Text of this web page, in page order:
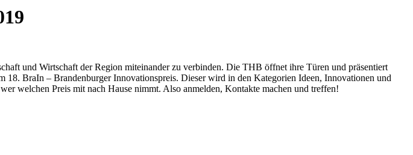
und Wirtschaft der Region miteinander zu verbinden. Die THB öffnet ihre Türen und präsentiert
BraIn – Brandenburger Innovationspreis. Dieser wird in den Kategorien Ideen, Innovationen und
welchen Preis mit nach Hause nimmt. Also anmelden, Kontakte machen und treffen!